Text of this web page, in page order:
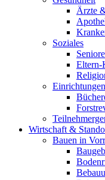
Ärzte
Soziales
Eltern-
Einrichtungen
Wirtschaft &
Bauen in